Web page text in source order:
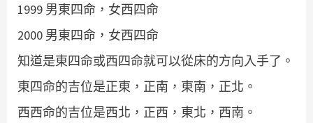
1999 男東四命，女西四命
2000 男東四命，女西四命
知道是東四命或西四命就可以從床的方向入手了。
東四命的吉位是正東，正南，東南，正北。
西西命的吉位是西北，正西，東北，西南。